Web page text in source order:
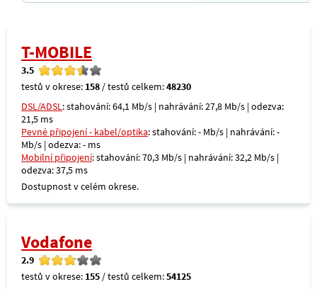
T-MOBILE
3.5
testů v okrese: 158 / testů celkem:48230
DSL/ADSL: stahování: 64,1 Mb/s | nahrávání: 27,8 Mb/s | odezva:
21,5 ms
Pevné připojení - kabel/optika: stahování: - Mb/s | nahrávání: -
Mb/s | odezva: - ms
Mobilní připojení: stahování: 70,3 Mb/s | nahrávání: 32,2 Mb/s |
odezva: 37,5 ms
Dostupnost v celém okrese.
Vodafone
2.9
testů v okrese: 155 / testů celkem:54125